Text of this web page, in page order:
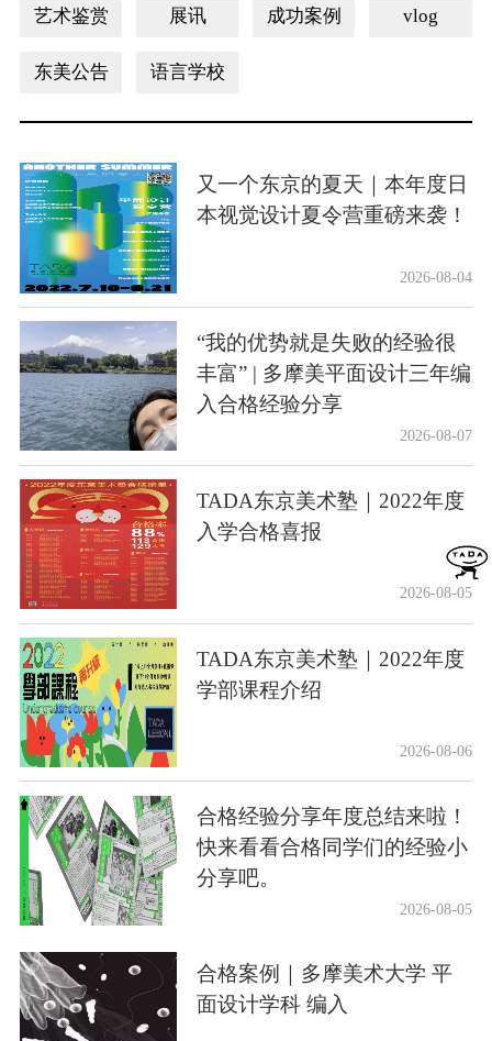
艺术鉴赏 展讯 成功案例 vlog
东美公告 语言学校
又一个东京的夏天｜本年度日
本视觉设计夏令营重磅来袭！
2026-08-04
“我的优势就是失败的经验很
丰富” | 多摩美平面设计三年编
入合格经验分享
2026-08-07
TADA东京美术塾｜2022年度
入学合格喜报
2026-08-05
TADA东京美术塾｜2022年度
学部课程介绍
2026-08-06
合格经验分享年度总结来啦！
快来看看合格同学们的经验小
分享吧。
2026-08-05
合格案例｜多摩美术大学 平
面设计学科 编入